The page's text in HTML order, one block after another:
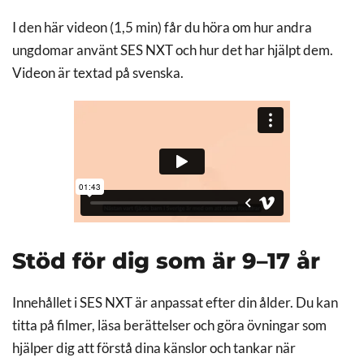
I den här videon (1,5 min) får du höra om hur andra
ungdomar använt SES NXT och hur det har hjälpt dem.
Videon är textad på svenska.
Stöd för dig som är 9–17 år
Innehållet i SES NXT är anpassat efter din ålder. Du kan
titta på filmer, läsa berättelser och göra övningar som
hjälper dig att förstå dina känslor och tankar när